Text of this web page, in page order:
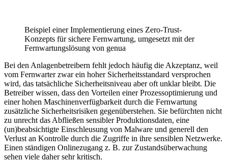
Beispiel einer Implementierung eines Zero-Trust-
Konzepts für sichere Fernwartung, umgesetzt mit der
Fernwartungslösung von genua
Bei den Anlagenbetreibern fehlt jedoch häufig die Akzeptanz, weil
vom Fernwarter zwar ein hoher Sicherheitsstandard versprochen
wird, das tatsächliche Sicherheitsniveau aber oft unklar bleibt. Die
Betreiber wissen, dass den Vorteilen einer Prozessoptimierung und
einer hohen Maschinenverfügbarkeit durch die Fernwartung
zusätzliche Sicherheitsrisiken gegenüberstehen. Sie befürchten nicht
zu unrecht das Abfließen sensibler Produktionsdaten, eine
(un)beabsichtigte Einschleusung von Malware und generell den
Verlust an Kontrolle durch die Zugriffe in ihre sensiblen Netzwerke.
Einen ständigen Onlinezugang z. B. zur Zustandsüberwachung
sehen viele daher sehr kritisch.